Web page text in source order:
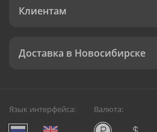
Клиентам
Доставка в Новосибирске
Язык интерфейса: Валюта: